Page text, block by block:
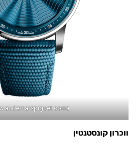
(hwww.audemarspiguet.com)
ווכרון קונסטנטין